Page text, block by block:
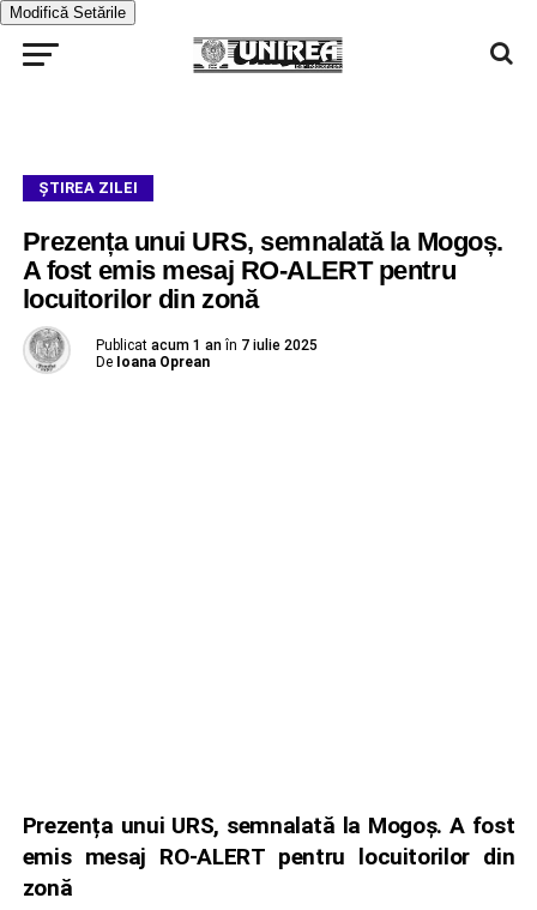
Modifică Setările
ŞTIREA ZILEI
Prezența unui URS, semnalată la Mogoș.
A fost emis mesaj RO-ALERT pentru
locuitorilor din zonă
Publicat acum 1 an în 7 iulie 2025
De Ioana Oprean
Prezența unui URS, semnalată la Mogoș. A fost
emis mesaj RO-ALERT pentru locuitorilor din
zonă